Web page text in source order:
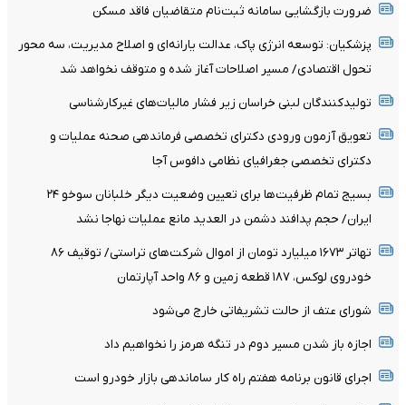
ضرورت بازگشایی سامانه ثبت‌نام متقاضیان فاقد مسکن
پزشکیان: توسعه انرژی پاک، عدالت یارانه‌ای و اصلاح مدیریت، سه محور
تحول اقتصادی/ مسیر اصلاحات آغاز شده و متوقف نخواهد شد
تولیدکنندگان لبنی خراسان زیر فشار مالیات‌های غیرکارشناسی
تعویق آزمون ورودی دکترای تخصصی فرماندهی صحنه عملیات و
دکترای تخصصی جغرافیای نظامی دافوس آجا
بسیج تمام ظرفیت‌ها برای تعیین وضعیت دیگر خلبانان سوخو ۲۴
ایران/ حجم پدافند دشمن در العدید مانع عملیات نهاجا نشد
تهاتر ۱۶۷۳ میلیارد تومان از اموال شرکت‌های تراستی/ توقیف ۸۶
خودروی لوکس، ۱۸۷ قطعه زمین و ۸۶ واحد آپارتمان
شورای عتف از حالت تشریفاتی خارج می‌شود
اجازه باز شدن مسیر دوم در تنگه هرمز را نخواهیم داد
اجرای قانون برنامه هفتم راه کار ساماندهی بازار خودرو است